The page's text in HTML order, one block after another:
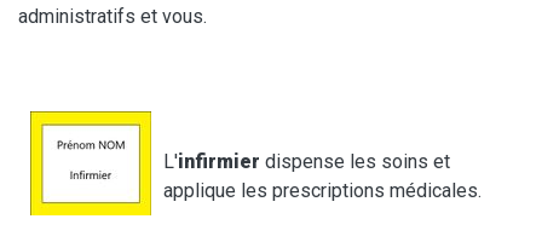
administratifs et vous.
L'infirmier dispense les soins et
applique les prescriptions médicales.